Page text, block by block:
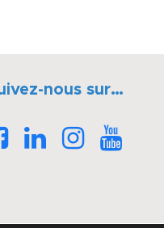
nous sur…